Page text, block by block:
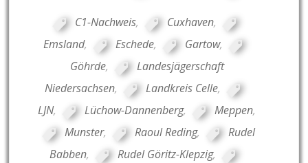
C1-Nachweis, Cuxhaven,
Emsland, Eschede, Gartow,
Göhrde,
Landesjägerschaft
Niedersachsen, Landkreis Celle,
LJN, Lüchow-Dannenberg, Meppen,
Munster, Raoul Reding,
Rudel
Babben, Rudel Göritz-Klepzig,